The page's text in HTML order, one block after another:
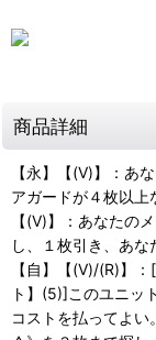
商品詳細
【永】【(V)】：あ
アガードが４枚以上
【(V)】：あなたの
し、１枚引き、あな
【自】【(V)/(R)】
ト】(5)]このユニッ
コストを払ってよ